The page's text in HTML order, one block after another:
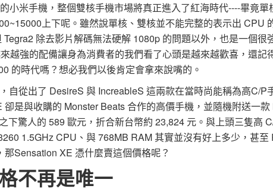
小米手機，整個雙核手機市場將真正進入了紅海時代----畢竟單
上下呢。雖然說單核、雙核並不能完整的表示出 CPU
除去影片解碼無法硬解 1080p 的問題以外，也是一個很
越強的配備讓身為消費者的我們看了心頭是越來越歡喜，還記
的時代嗎？想必我們以後肯定會拿來說嘴的。
自從出了 DesireS 與 IncreableS 這兩款在當時尚能稱為高C/P
是與收購的 Monster Beats 合作的高價手機，並隨機附送一款
下驚人的 589 歐元，折合新台幣約 23,824 元。與上頭三隻高
1.5GHz CPU、與 768MB RAM 其實並沒有好上多少，甚至
Sensation XE 憑什麼賣這個價格呢？
不再是唯一